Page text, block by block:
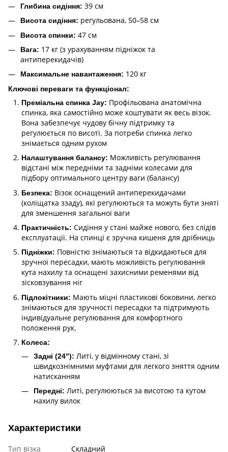
Глибина сидіння: 39 см
Висота сидіння: регульована, 50–58 см
Висота спинки: 47 см
Вага: 17 кг (з урахуванням підніжок та
антиперекидачів)
Максимальне навантаження: 120 кг
Ключові переваги та функціонал:
Преміальна спинка Jay: Профільована анатомічна
спинка, яка самостійно може коштувати як весь візок.
Вона забезпечує чудову бічну підтримку та
регулюється по висоті. За потреби спинка легко
знімається одним рухом
Налаштування балансу: Можливість регулювання
відстані між передніми та задніми колесами для
підбору оптимального центру ваги (балансу)
Безпека: Візок оснащений антиперекидачами
(коліщатка ззаду), які регулюються та можуть бути зняті
для зменшення загальної ваги
Практичність: Сидіння у стані майже нового, без слідів
експлуатації. На спинці є зручна кишеня для дрібниць
Підніжки: Повністю знімаються та відкидаються для
зручної пересадки, мають можливість регулювання
кута нахилу та оснащені захисними ременями від
зісковзування ніг
Підлокітники: Мають міцні пластикові боковини, легко
знімаються для зручності пересадки та підтримують
індивідуальне регулювання для комфортного
положення рук.
Колеса:
Задні (24"): Литі, у відмінному стані, зі
швидкознімними муфтами для легкого зняття одним
натисканням
Передні: Литі, регулюються за висотою та кутом
нахилу вилок
Характеристики
Тип візка Складний